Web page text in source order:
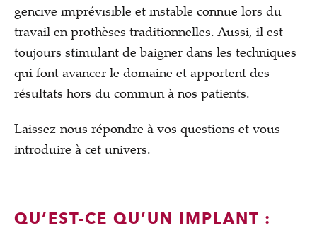
gencive imprévisible et instable connue lors du
travail en prothèses traditionnelles. Aussi, il est
toujours stimulant de baigner dans les techniques
qui font avancer le domaine et apportent des
résultats hors du commun à nos patients.
Laissez-nous répondre à vos questions et vous
introduire à cet univers.
QU’EST-CE QU’UN IMPLANT :